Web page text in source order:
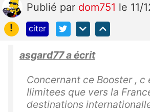
Publié par dom751 le 11/
!
citer
asgard77 a écrit
Concernant ce Booster , c
Ilimitees que vers la
destinations